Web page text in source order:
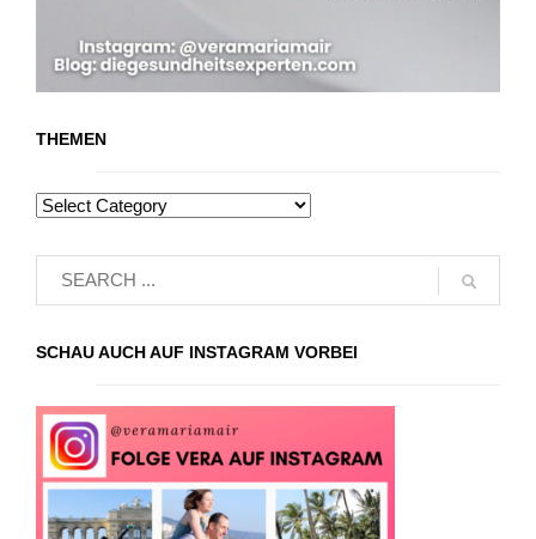
THEMEN
SCHAU AUCH AUF INSTAGRAM VORBEI